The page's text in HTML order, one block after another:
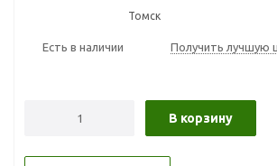
Томск
Есть в наличии Получить лучшую
В корзину